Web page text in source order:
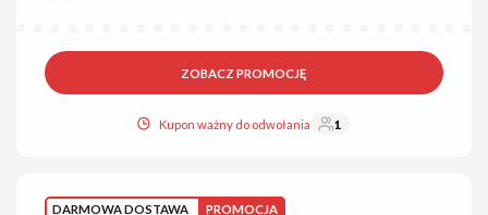
ZOBACZ PROMOCJĘ
Kupon ważny do odwołania 1
DARMOWA DOSTAWA PROMOCJA